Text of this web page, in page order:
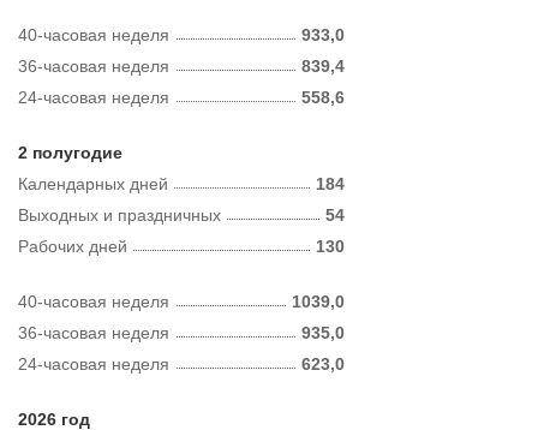
40-часовая неделя
933,0
36-часовая неделя
839,4
24-часовая неделя
558,6
2 полугодие
Календарных дней
184
Рабочих дней 130
Выходных и праздничных 54
40-часовая неделя
1039,0
36-часовая неделя
935,0
24-часовая неделя
623,0
2026 год